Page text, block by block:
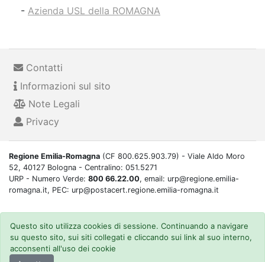
- Azienda USL della ROMAGNA
Contatti
Informazioni sul sito
Note Legali
Privacy
Regione Emilia-Romagna (CF 800.625.903.79) - Viale Aldo Moro
52, 40127 Bologna - Centralino: 051.5271
URP - Numero Verde: 800 66.22.00, email: urp@regione.emilia-
romagna.it, PEC: urp@postacert.regione.emilia-romagna.it
Questo sito utilizza cookies di sessione. Continuando a navigare
su questo sito, sui siti collegati e cliccando sui link al suo interno,
acconsenti all'uso dei cookie